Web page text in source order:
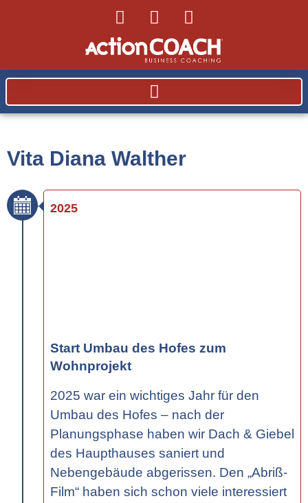
Vita Diana Walther
2025
Start Umbau des Hofes zum
Wohnprojekt
2025 war ein wichtiges Jahr für den
Umbau des Hofes – nach der
Planungsphase haben wir Dach & Giebel
des Haupthauses saniert und
Nebengebäude abgerissen. Den „Abriß-
Film“ haben sich schon viele interessiert